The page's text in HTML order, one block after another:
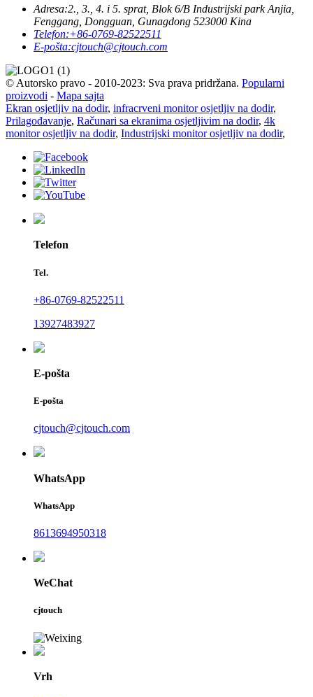
Adresa:2., 3., 4. i 5. sprat, Blok 6/B Industrijski park Anjia,
Fenggang, Dongguan, Gunagdong 523000 Kina
Telefon:+86-0769-82522511
E-pošta:cjtouch@cjtouch.com
© Autorsko pravo - 2010-2023: Sva prava pridržana. Popularni
proizvodi - Mapa sajta
Ekran osjetljiv na dodir, infracrveni monitor osjetljiv na dodir,
Prilagođavanje, Računari sa ekranima osjetljivim na dodir, 4k
monitor osjetljiv na dodir, Industrijski monitor osjetljiv na dodir,
Telefon
Tel.
+86-0769-82522511
13927483927
E-pošta
E-pošta
cjtouch@cjtouch.com
WhatsApp
WhatsApp
8613694950318
WeChat
cjtouch
Vrh